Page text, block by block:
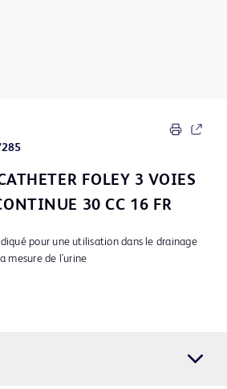
FOLEY 3 VOIES
30 CC 16 FR
pour une utilisation dans le drainage
mesure de l'urine